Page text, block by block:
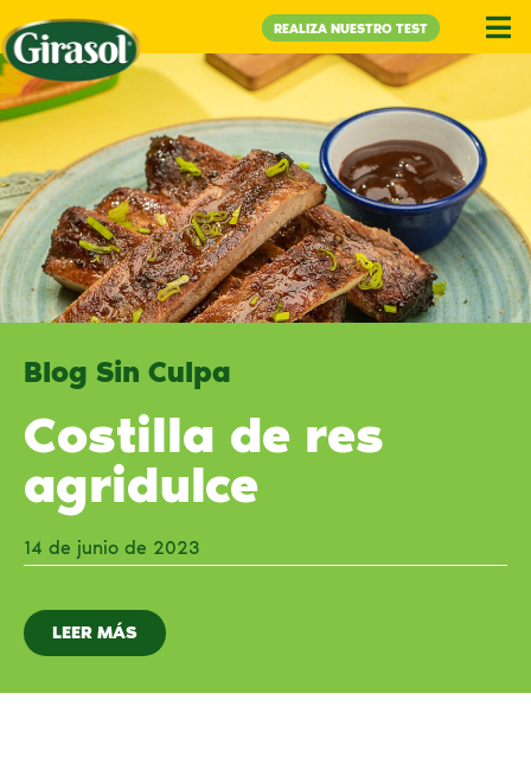
REALIZA NUESTRO TEST
Blog Sin Culpa
Costilla de res
agridulce
14 de junio de 2023
LEER MÁS